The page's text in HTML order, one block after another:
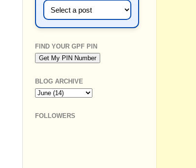
FIND YOUR GPF PIN
BLOG ARCHIVE
FOLLOWERS